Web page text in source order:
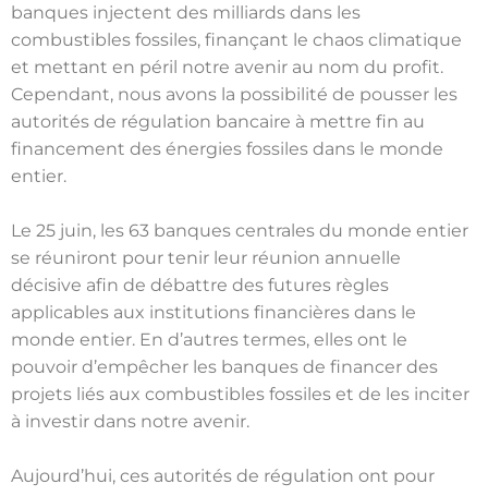
banques injectent des milliards dans les
combustibles fossiles, finançant le chaos climatique
et mettant en péril notre avenir au nom du profit.
Cependant, nous avons la possibilité de pousser les
autorités de régulation bancaire à mettre fin au
financement des énergies fossiles dans le monde
entier.
Le 25 juin, les 63 banques centrales du monde entier
se réuniront pour tenir leur réunion annuelle
décisive afin de débattre des futures règles
applicables aux institutions financières dans le
monde entier. En d’autres termes, elles ont le
pouvoir d’empêcher les banques de financer des
projets liés aux combustibles fossiles et de les inciter
à investir dans notre avenir.
Aujourd’hui, ces autorités de régulation ont pour